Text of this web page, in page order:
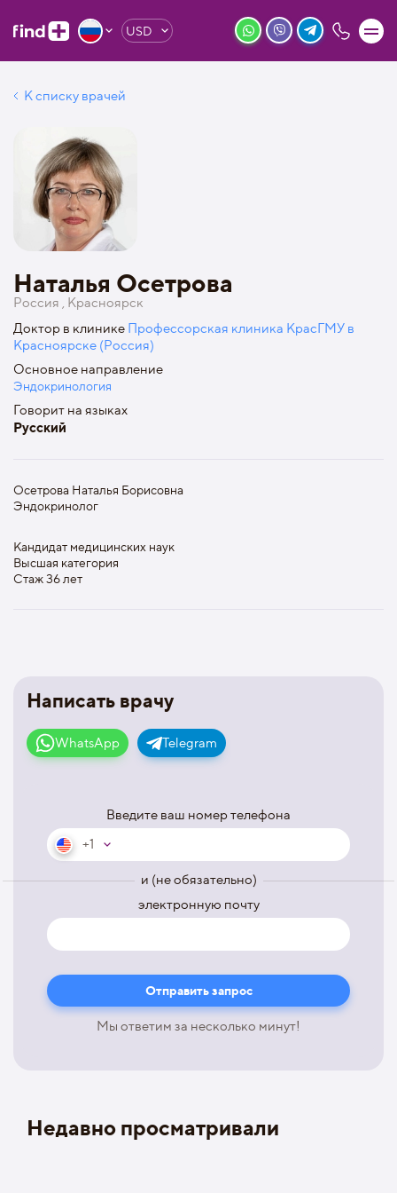
USD
К списку врачей
Написать врачу
WhatsApp Telegram
Введите ваш номер телефона
+1
и (не обязательно)
электронную почту
Мы ответим за несколько минут!
Наталья Осетрова
Россия , Красноярск
Доктор в клинике Профессорская клиника КрасГМУ в
Красноярске (Россия)
Основное направление
Эндокринология
Говорит на языках
Русский
Осетрова Наталья Борисовна
Эндокринолог
Кандидат медицинских наук
Высшая категория
Стаж 36 лет
Недавно просматривали